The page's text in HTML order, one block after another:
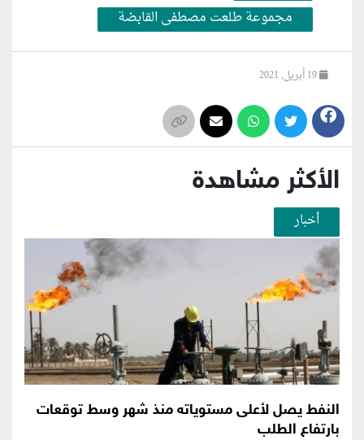
مجموعة طلعت مصطفى القابضة
الأكثر مشاهدة
أخبار
النفط يصل لأعلى مستوياته منذ شهر وسط توقعات
بارتفاع الطلب